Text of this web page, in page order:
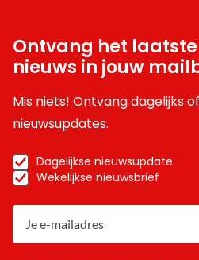
Ontvang het laatste
nieuws in jouw
Mis niets! Ontvang dagelijks
nieuwsupdates.
Dagelijkse nieuwsupdate
Wekelijkse nieuwsbrief